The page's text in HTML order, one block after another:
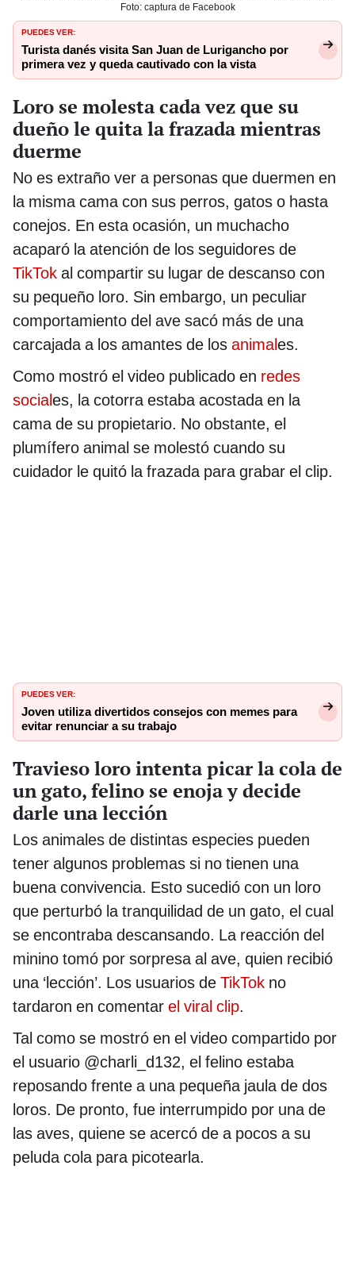
Foto: captura de Facebook
PUEDES VER:
Turista danés visita San Juan de Lurigancho por
primera vez y queda cautivado con la vista
Loro se molesta cada vez que su
dueño le quita la frazada mientras
duerme
No es extraño ver a personas que duermen en
la misma cama con sus perros, gatos o hasta
conejos. En esta ocasión, un muchacho
acaparó la atención de los seguidores de
TikTok al compartir su lugar de descanso con
su pequeño loro. Sin embargo, un peculiar
comportamiento del ave sacó más de una
carcajada a los amantes de los animales.
Como mostró el video publicado en redes
sociales, la cotorra estaba acostada en la
cama de su propietario. No obstante, el
plumífero animal se molestó cuando su
cuidador le quitó la frazada para grabar el clip.
PUEDES VER:
Joven utiliza divertidos consejos con memes para
evitar renunciar a su trabajo
Travieso loro intenta picar la cola de
un gato, felino se enoja y decide
darle una lección
Los animales de distintas especies pueden
tener algunos problemas si no tienen una
buena convivencia. Esto sucedió con un loro
que perturbó la tranquilidad de un gato, el cual
se encontraba descansando. La reacción del
minino tomó por sorpresa al ave, quien recibió
una ‘lección’. Los usuarios de TikTok no
tardaron en comentar el viral clip.
Tal como se mostró en el video compartido por
el usuario @charli_d132, el felino estaba
reposando frente a una pequeña jaula de dos
loros. De pronto, fue interrumpido por una de
las aves, quiene se acercó de a pocos a su
peluda cola para picotearla.